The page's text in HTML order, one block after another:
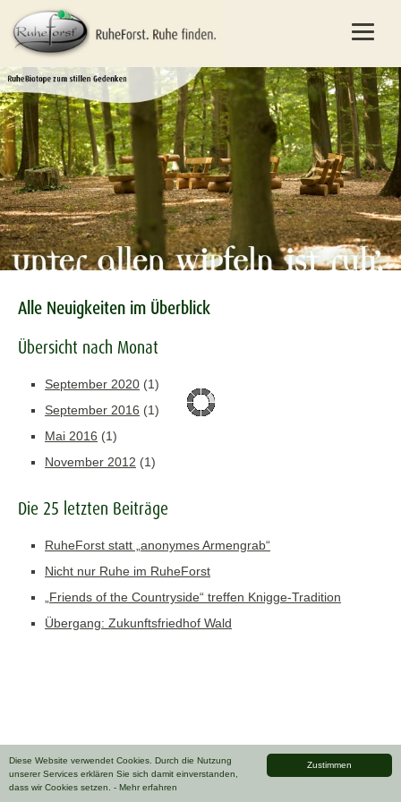
Zustimmen
Diese Website verwendet Cookies. Durch die Nutzung
unserer Services erklären Sie sich damit einverstanden,
dass wir Cookies setzen. - Mehr erfahren
Alle Neuigkeiten im Überblick
Übersicht nach Monat
September 2020 (1)
September 2016 (1)
Mai 2016 (1)
November 2012 (1)
Die 25 letzten Beiträge
RuheForst statt „anonymes Armengrab“
Nicht nur Ruhe im RuheForst
„Friends of the Countryside“ treffen Knigge-Tradition
Übergang: Zukunftsfriedhof Wald